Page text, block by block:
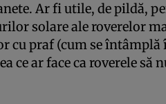
Ar fi utile, de pildă,
solare ale roverelor
cu praf (cum se
ce ar face ca roverele